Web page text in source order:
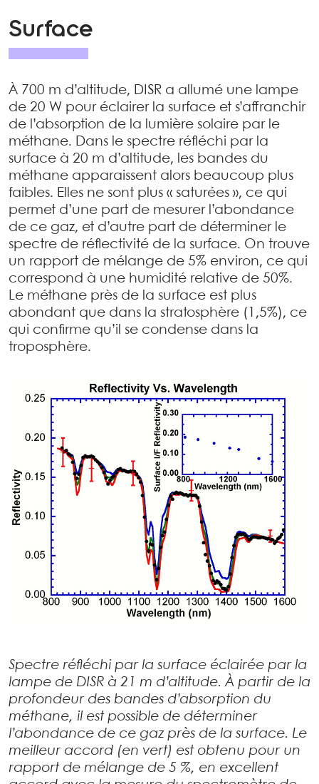
Surface
À 700 m d’altitude, DISR a allumé une lampe
de 20 W pour éclairer la surface et s’affranchir
de l’absorption de la lumière solaire par le
méthane. Dans le spectre réfléchi par la
surface à 20 m d’altitude, les bandes du
méthane apparaissent alors beaucoup plus
faibles. Elles ne sont plus « saturées », ce qui
permet d’une part de mesurer l’abondance
de ce gaz, et d’autre part de déterminer le
spectre de réflectivité de la surface. On trouve
un rapport de mélange de 5% environ, ce qui
correspond à une humidité relative de 50%.
Le méthane près de la surface est plus
abondant que dans la stratosphère (1,5%), ce
qui confirme qu’il se condense dans la
troposphère.
Spectre réfléchi par la surface éclairée par la
lampe de DISR à 21 m d’altitude. À partir de la
profondeur des bandes d’absorption du
méthane, il est possible de déterminer
l’abondance de ce gaz près de la surface. Le
meilleur accord (en vert) est obtenu pour un
rapport de mélange de 5 %, en excellent